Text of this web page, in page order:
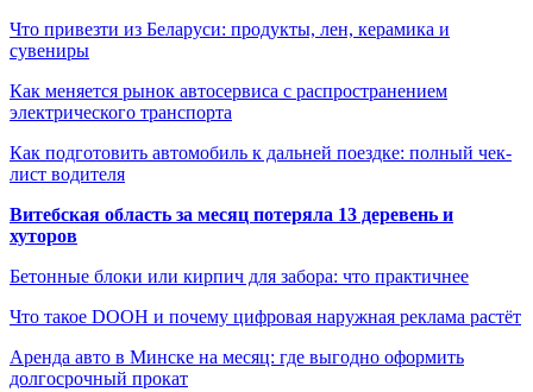
Что привезти из Беларуси: продукты, лен, керамика и
сувениры
Как меняется рынок автосервиса с распространением
электрического транспорта
Как подготовить автомобиль к дальней поездке: полный чек-
лист водителя
Витебская область за месяц потеряла 13 деревень и
хуторов
Бетонные блоки или кирпич для забора: что практичнее
Что такое DOOH и почему цифровая наружная реклама растёт
Аренда авто в Минске на месяц: где выгодно оформить
долгосрочный прокат